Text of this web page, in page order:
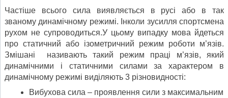
Частіше всього сила виявляється в русі або в так
званому динамічному режимі. Інколи зусилля спортсмена
рухом не супроводиться.У цьому випадку мова йдеться
про статичний або ізометричний режим роботи м’язів.
Змішані називають такий режим праці м’язів, який
динамічними і статичними силами за характером в
динамічному режимі виділяють 3 різновидності:
Вибухова сила – проявлення сили з максимальним